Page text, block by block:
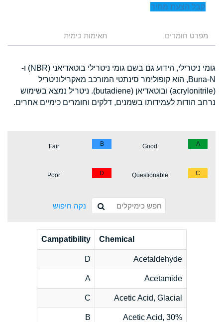
קבל הצעת מחיר
מפרט חומרים תאימות כימית
גומי ניטרילי, הידוע גם בשם גומי ניטרילי בוטאדיאני (NBR) ו-
Buna-N, הוא קופולימר סינתטי המורכב מאקרילוניטריל
(acrylonitrile) ובוטאדיאן (butadiene). ניטריל נמצא בשימוש
נרחב הודות לעמידותו בשמנים, דלקים וחומרים כימיים אחרים.
A
Good
B
Fair
C
Questionable
D
Poor
נקה חיפוש
Chemical
Campatibility
Acetaldehyde
D
Acetamide
A
Acetic Acid, Glacial
C
Acetic Acid, 30%
B